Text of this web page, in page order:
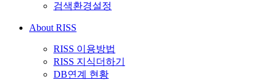
검색환경설정
About RISS
RISS 이용방법
RISS 지식더하기
DB연계 현황